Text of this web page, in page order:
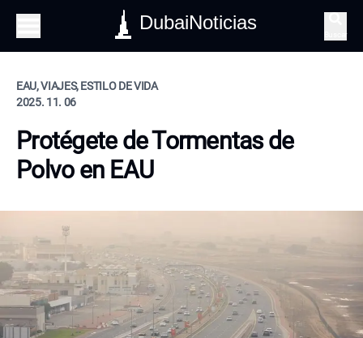
DubaiNoticias
EAU, VIAJES, ESTILO DE VIDA
2025. 11. 06
Protégete de Tormentas de
Polvo en EAU